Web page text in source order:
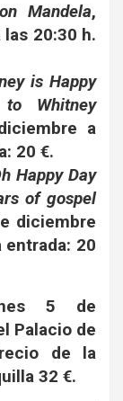
Mandela,
20:30 h.
is Happy
Whitney
a
20 €.
Happy Day
of gospel
diciembre
entrada: 20
5 de
Palacio de
de la
32 €.